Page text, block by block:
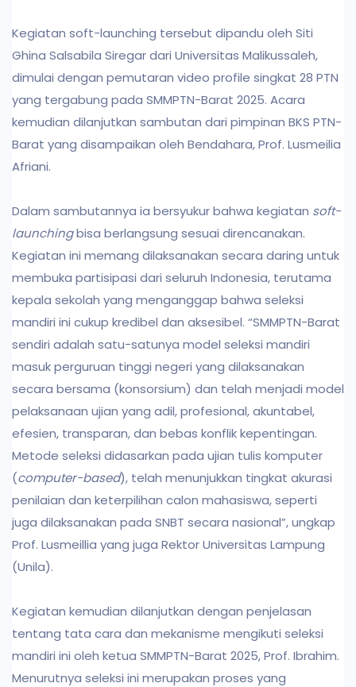
Kegiatan soft-launching tersebut dipandu oleh Siti
Ghina Salsabila Siregar dari Universitas Malikussaleh,
dimulai dengan pemutaran video profile singkat 28 PTN
yang tergabung pada SMMPTN-Barat 2025. Acara
kemudian dilanjutkan sambutan dari pimpinan BKS PTN-
Barat yang disampaikan oleh Bendahara, Prof. Lusmeilia
Afriani.
Dalam sambutannya ia bersyukur bahwa kegiatan soft-
launchingbisa berlangsung sesuai direncanakan.
Kegiatan ini memang dilaksanakan secara daring untuk
membuka partisipasi dari seluruh Indonesia, terutama
kepala sekolah yang menganggap bahwa seleksi
mandiri ini cukup kredibel dan aksesibel. “SMMPTN-Barat
sendiri adalah satu-satunya model seleksi mandiri
masuk perguruan tinggi negeri yang dilaksanakan
secara bersama (konsorsium) dan telah menjadi model
pelaksanaan ujian yang adil, profesional, akuntabel,
efesien, transparan, dan bebas konflik kepentingan.
Metode seleksi didasarkan pada ujian tulis komputer
(computer-based), telah menunjukkan tingkat akurasi
penilaian dan keterpilihan calon mahasiswa, seperti
juga dilaksanakan pada SNBT secara nasional”, ungkap
Prof. Lusmeillia yang juga Rektor Universitas Lampung
(Unila).
Kegiatan kemudian dilanjutkan dengan penjelasan
tentang tata cara dan mekanisme mengikuti seleksi
mandiri ini oleh ketua SMMPTN-Barat 2025, Prof. Ibrahim.
Menurutnya seleksi ini merupakan proses yang